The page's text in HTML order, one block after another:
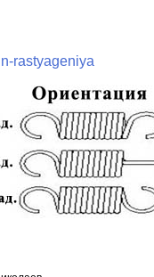
rastyageniya